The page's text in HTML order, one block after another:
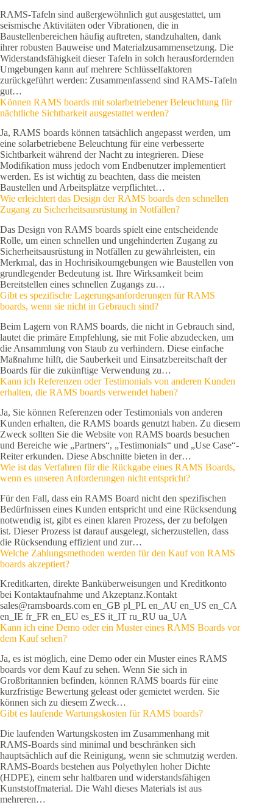
RAMS-Tafeln sind außergewöhnlich gut ausgestattet, um
seismische Aktivitäten oder Vibrationen, die in
Baustellenbereichen häufig auftreten, standzuhalten, dank
ihrer robusten Bauweise und Materialzusammensetzung. Die
Widerstandsfähigkeit dieser Tafeln in solch herausfordernden
Umgebungen kann auf mehrere Schlüsselfaktoren
zurückgeführt werden: Zusammenfassend sind RAMS-Tafeln
gut…
Können RAMS boards mit solarbetriebener Beleuchtung für
nächtliche Sichtbarkeit ausgestattet werden?
Ja, RAMS boards können tatsächlich angepasst werden, um
eine solarbetriebene Beleuchtung für eine verbesserte
Sichtbarkeit während der Nacht zu integrieren. Diese
Modifikation muss jedoch vom Endbenutzer implementiert
werden. Es ist wichtig zu beachten, dass die meisten
Baustellen und Arbeitsplätze verpflichtet…
Wie erleichtert das Design der RAMS boards den schnellen
Zugang zu Sicherheitsausrüstung in Notfällen?
Das Design von RAMS boards spielt eine entscheidende
Rolle, um einen schnellen und ungehinderten Zugang zu
Sicherheitsausrüstung in Notfällen zu gewährleisten, ein
Merkmal, das in Hochrisikoumgebungen wie Baustellen von
grundlegender Bedeutung ist. Ihre Wirksamkeit beim
Bereitstellen eines schnellen Zugangs zu…
Gibt es spezifische Lagerungsanforderungen für RAMS
boards, wenn sie nicht in Gebrauch sind?
Beim Lagern von RAMS boards, die nicht in Gebrauch sind,
lautet die primäre Empfehlung, sie mit Folie abzudecken, um
die Ansammlung von Staub zu verhindern. Diese einfache
Maßnahme hilft, die Sauberkeit und Einsatzbereitschaft der
Boards für die zukünftige Verwendung zu…
Kann ich Referenzen oder Testimonials von anderen Kunden
erhalten, die RAMS boards verwendet haben?
Ja, Sie können Referenzen oder Testimonials von anderen
Kunden erhalten, die RAMS boards genutzt haben. Zu diesem
Zweck sollten Sie die Website von RAMS boards besuchen
und Bereiche wie „Partners“, „Testimonials“ und „Use Case“-
Reiter erkunden. Diese Abschnitte bieten in der…
Wie ist das Verfahren für die Rückgabe eines RAMS Boards,
wenn es unseren Anforderungen nicht entspricht?
Für den Fall, dass ein RAMS Board nicht den spezifischen
Bedürfnissen eines Kunden entspricht und eine Rücksendung
notwendig ist, gibt es einen klaren Prozess, der zu befolgen
ist. Dieser Prozess ist darauf ausgelegt, sicherzustellen, dass
die Rücksendung effizient und zur…
Welche Zahlungsmethoden werden für den Kauf von RAMS
boards akzeptiert?
Kreditkarten, direkte Banküberweisungen und Kreditkonto
bei Kontaktaufnahme und Akzeptanz.Kontakt
sales@ramsboards.com en_GB pl_PL en_AU en_US en_CA
en_IE fr_FR en_EU es_ES it_IT ru_RU ua_UA
Kann ich eine Demo oder ein Muster eines RAMS Boards vor
dem Kauf sehen?
Ja, es ist möglich, eine Demo oder ein Muster eines RAMS
boards vor dem Kauf zu sehen. Wenn Sie sich in
Großbritannien befinden, können RAMS boards für eine
kurzfristige Bewertung geleast oder gemietet werden. Sie
können sich zu diesem Zweck…
Gibt es laufende Wartungskosten für RAMS boards?
Die laufenden Wartungskosten im Zusammenhang mit
RAMS-Boards sind minimal und beschränken sich
hauptsächlich auf die Reinigung, wenn sie schmutzig werden.
RAMS-Boards bestehen aus Polyethylen hoher Dichte
(HDPE), einem sehr haltbaren und widerstandsfähigen
Kunststoffmaterial. Die Wahl dieses Materials ist aus
mehreren…